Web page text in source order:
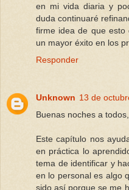
en mi vida diaria y
duda continuaré
firme idea de que
un mayor éxito en los
Responder
Unknown 13 de
Buenas noches a todos,
Este capítulo nos
en práctica lo
tema de identificar y
en lo personal es algo
sido así porque se me